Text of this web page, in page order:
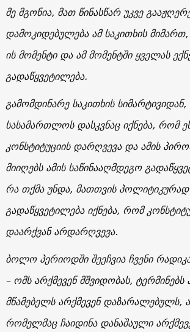
მე მგონია, მათ წინასწარ უკვე
დამოკიდებულება ამ საკითხის
ის მომენტი და ამ მომენტში ყველას
გადაწყვეტილება.
გამომდინარე საკითხის
სასამართლოს დასკვნაც იქნება, რომ
კონსტიტუციის დარღვევა და ამის
მიიღებს ამის საწინააღმდეგო
რა თქმა უნდა, მათთვის პოლიტიკურად
გადაწყვეტილება იქნება, რომ
დაარქვან არდარღვევა.
ბოლო პერიოდში შეეჩვია ჩვენი
– ომს არქმევენ მშვიდობას,
მწამებელს არქმევენ დაზარალებულს,
რომელმაც ჩაიდინა დანაშაული